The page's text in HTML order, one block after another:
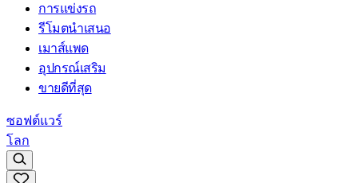
การแข่งรถ
รีโมตนำเสนอ
เมาส์แพด
อุปกรณ์เสริม
ขายดีที่สุด
ซอฟต์แวร์
โลก